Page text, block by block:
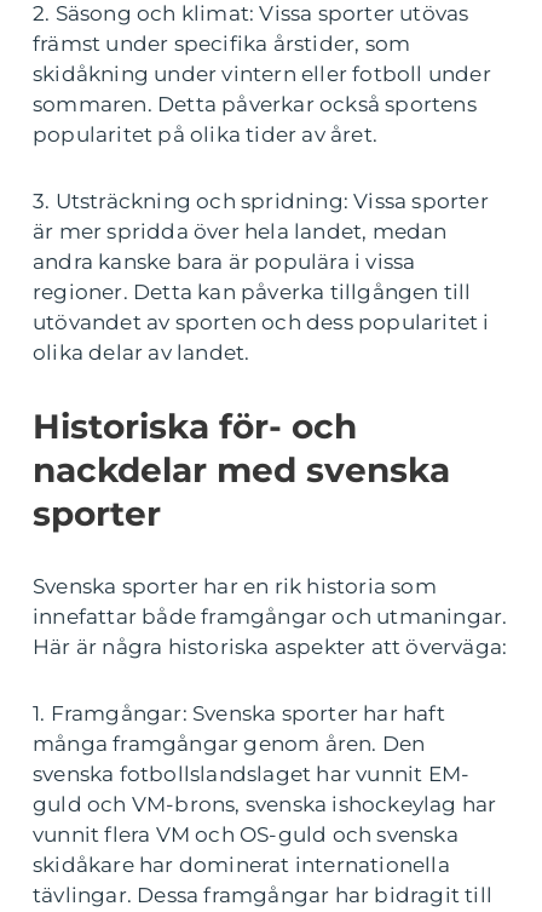
2. Säsong och klimat: Vissa sporter utövas
främst under specifika årstider, som
skidåkning under vintern eller fotboll under
sommaren. Detta påverkar också sportens
popularitet på olika tider av året.
3. Utsträckning och spridning: Vissa sporter
är mer spridda över hela landet, medan
andra kanske bara är populära i vissa
regioner. Detta kan påverka tillgången till
utövandet av sporten och dess popularitet i
olika delar av landet.
Historiska för- och
nackdelar med svenska
sporter
Svenska sporter har en rik historia som
innefattar både framgångar och utmaningar.
Här är några historiska aspekter att överväga:
1. Framgångar: Svenska sporter har haft
många framgångar genom åren. Den
svenska fotbollslandslaget har vunnit EM-
guld och VM-brons, svenska ishockeylag har
vunnit flera VM och OS-guld och svenska
skidåkare har dominerat internationella
tävlingar. Dessa framgångar har bidragit till